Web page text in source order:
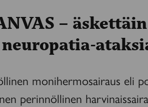
–
neuropatia-
monihermosairaus eli
perinnöllinen